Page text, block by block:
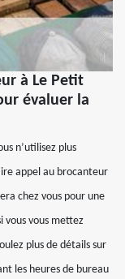
à Le Petit
évaluer la
n’utilisez plus
appel au brocanteur
chez vous pour une
vous vous mettez
plus de détails sur
les heures de bureau